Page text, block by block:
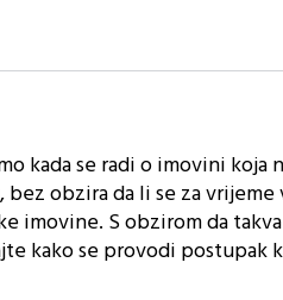
kada se radi o imovini koja
obzira da li se za
imovine. S obzirom da
kako se provodi postupak